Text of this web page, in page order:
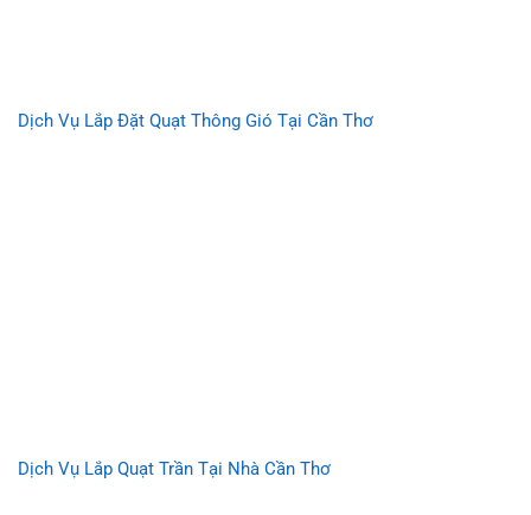
Dịch Vụ Lắp Đặt Quạt Thông Gió Tại Cần Thơ
Dịch Vụ Lắp Quạt Trần Tại Nhà Cần Thơ